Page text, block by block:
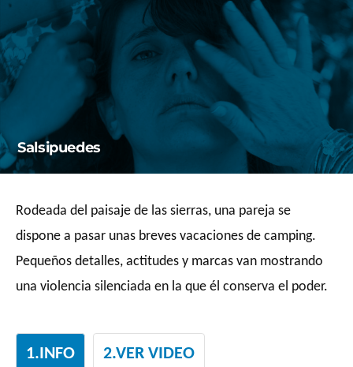
Saltar
al
contenido
Salsipuedes
Rodeada del paisaje de las sierras, una pareja se
dispone a pasar unas breves vacaciones de camping.
Pequeños detalles, actitudes y marcas van mostrando
una violencia silenciada en la que él conserva el poder.
1.INFO 2.VER VIDEO